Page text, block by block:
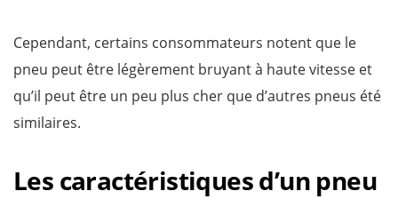
Cependant, certains consommateurs notent que le
pneu peut être légèrement bruyant à haute vitesse et
qu’il peut être un peu plus cher que d’autres pneus été
similaires.
Les caractéristiques d’un pneu